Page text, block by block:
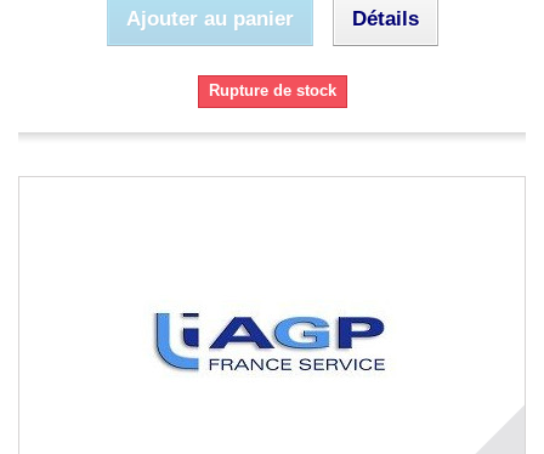
Ajouter au panier Détails
Rupture de stock